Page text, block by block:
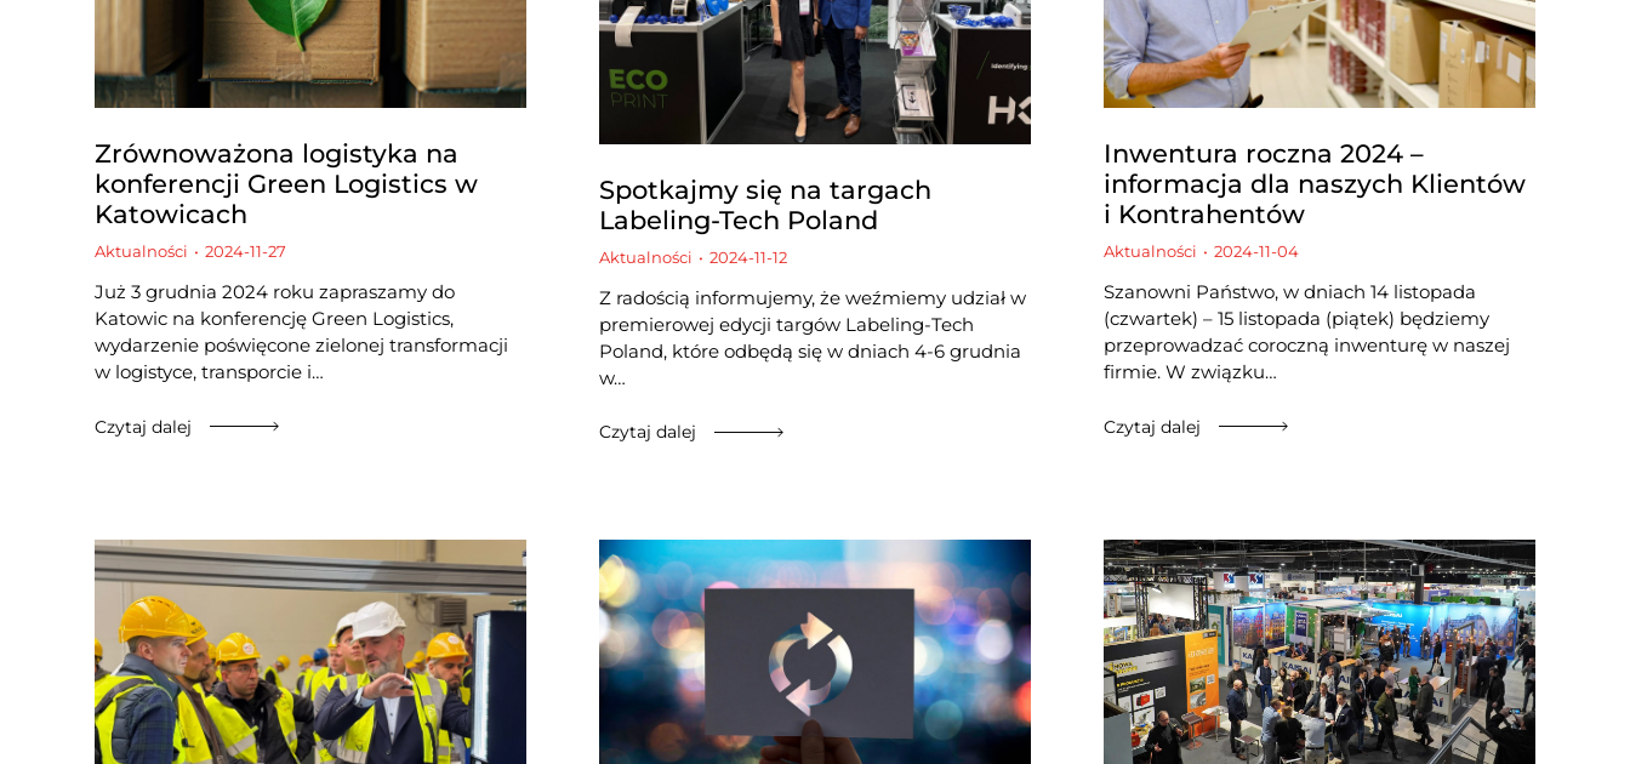
Zrównoważona logistyka na
konferencji Green Logistics w
Katowicach
Aktualności 2024-11-27
Już 3 grudnia 2024 roku zapraszamy do
Katowic na konferencję Green Logistics,
wydarzenie poświęcone zielonej transformacji
w logistyce, transporcie i…
Czytaj dalej
Spotkajmy się na targach
Labeling-Tech Poland
Aktualności 2024-11-12
Z radością informujemy, że weźmiemy udział w
premierowej edycji targów Labeling-Tech
Poland, które odbędą się w dniach 4-6 grudnia
w…
Czytaj dalej
Inwentura roczna 2024 –
informacja dla naszych Klientów
i Kontrahentów
Aktualności 2024-11-04
Szanowni Państwo, w dniach 14 listopada
(czwartek) – 15 listopada (piątek) będziemy
przeprowadzać coroczną inwenturę w naszej
firmie. W związku…
Czytaj dalej